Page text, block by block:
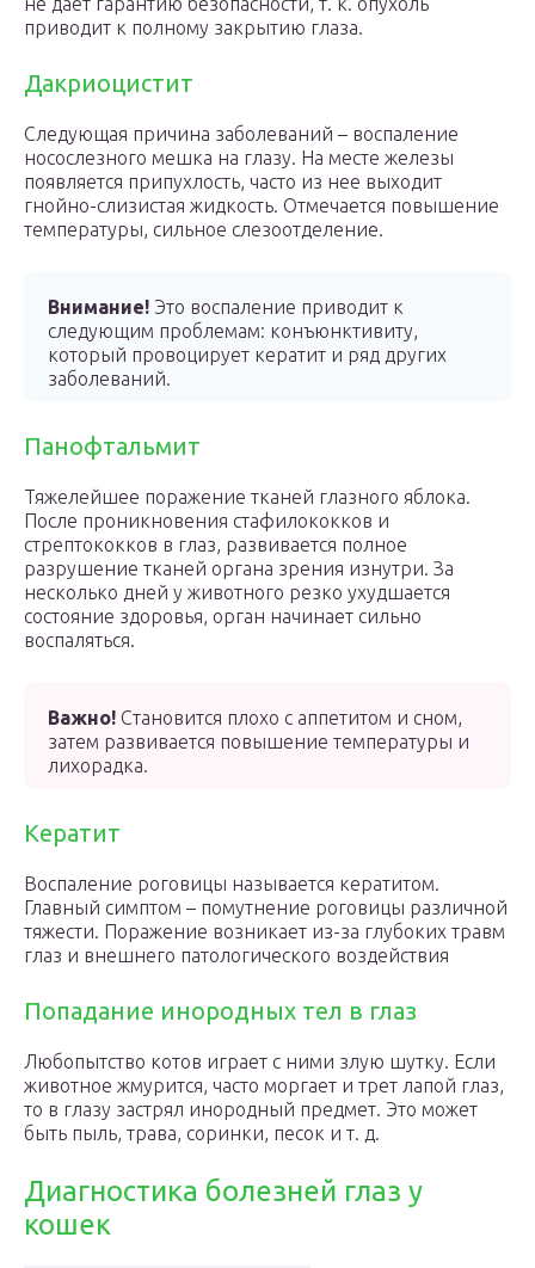
приводит к полному закрытию глаза.
Дакриоцистит
Следующая причина заболеваний – воспаление
носослезного мешка на глазу. На месте железы
появляется припухлость, часто из нее выходит
гнойно-слизистая жидкость. Отмечается повышение
температуры, сильное слезоотделение.
Внимание! Это воспаление приводит к
следующим проблемам: конъюнктивиту,
который провоцирует кератит и ряд других
заболеваний.
Панофтальмит
Тяжелейшее поражение тканей глазного яблока.
После проникновения стафилококков и
стрептококков в глаз, развивается полное
разрушение тканей органа зрения изнутри. За
несколько дней у животного резко ухудшается
состояние здоровья, орган начинает сильно
воспаляться.
Важно! Становится плохо с аппетитом и сном,
затем развивается повышение температуры и
лихорадка.
Кератит
Воспаление роговицы называется кератитом.
Главный симптом – помутнение роговицы различной
тяжести. Поражение возникает из-за глубоких травм
глаз и внешнего патологического воздействия
Попадание инородных тел в глаз
Любопытство котов играет с ними злую шутку. Если
животное жмурится, часто моргает и трет лапой глаз,
то в глазу застрял инородный предмет. Это может
быть пыль, трава, соринки, песок и т. д.
Диагностика болезней глаз у
кошек